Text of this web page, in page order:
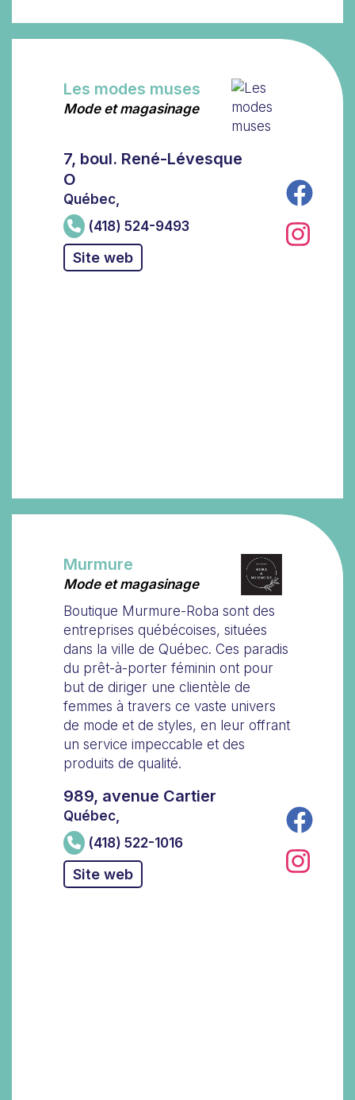
Les modes muses
Mode et magasinage
7, boul. René-Lévesque
O
Québec,
(418) 524-9493
Site web
Murmure
Mode et magasinage
Boutique Murmure-Roba sont des
entreprises québécoises, situées
dans la ville de Québec. Ces paradis
du prêt-à-porter féminin ont pour
but de diriger une clientèle de
femmes à travers ce vaste univers
de mode et de styles, en leur offrant
un service impeccable et des
produits de qualité.
989, avenue Cartier
Québec,
(418) 522-1016
Site web